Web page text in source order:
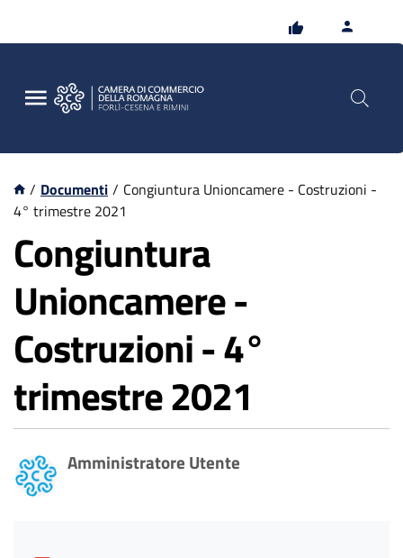
/ Documenti / Congiuntura Unioncamere - Costruzioni -
4° trimestre 2021
Congiuntura
Unioncamere -
Costruzioni - 4°
trimestre 2021
Amministratore Utente